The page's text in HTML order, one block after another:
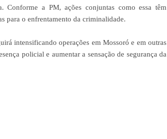
Conforme a PM, ações conjuntas como essa têm
para o enfrentamento da criminalidade.
intensificando operações em Mossoró e em outras
policial e aumentar a sensação de segurança da